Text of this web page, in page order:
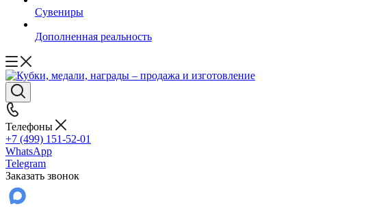
Сувениры
Дополненная реальность
Телефоны
+7 (499) 151-52-01
WhatsApp
Telegram
Заказать звонок